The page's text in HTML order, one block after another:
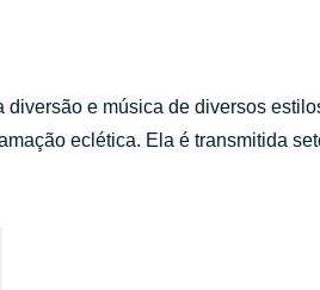
diversão e música de diversos
eclética. Ela é transmitida